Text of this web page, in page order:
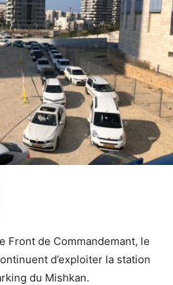
Front de Commandemant, le
d’exploiter la station
du Mishkan.